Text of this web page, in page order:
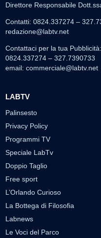
Direttore Responsabile
Contatti: 0824.337274 –
redazione@labtv.net
Contattaci per la tua Pubblicità:
0824.337274 – 327.7390733
email: commerciale@labtv.net
LABTV
Palinsesto
Privacy Policy
Programmi TV
Speciale LabTv
Doppio Taglio
Free sport
L’Orlando Curioso
La Bottega di Filosofia
Labnews
Le Voci del Parco